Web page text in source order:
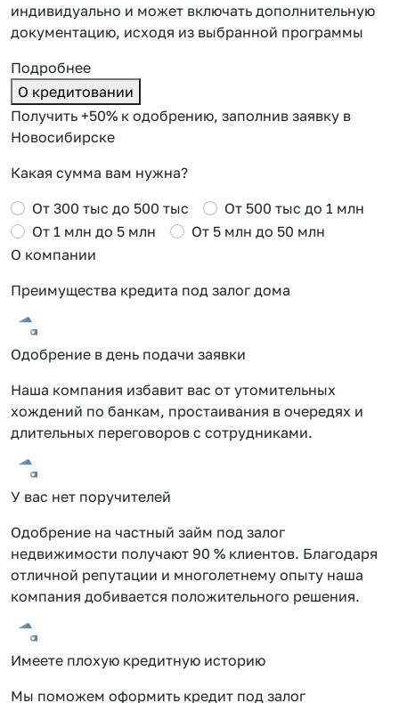
индивидуально и может включать дополнительную
документацию, исходя из выбранной программы
Подробнее
О кредитовании
Получить +50% к одобрению, заполнив заявку в
Новосибирске
Какая сумма вам нужна?
От 300 тыс до 500 тыс
От 500 тыс до 1 млн
От 1 млн до 5 млн
От 5 млн до 50 млн
О компании
Преимущества кредита под залог дома
Одобрение в день подачи заявки
Наша компания избавит вас от утомительных
хождений по банкам, простаивания в очередях и
длительных переговоров с сотрудниками.
У вас нет поручителей
Одобрение на частный займ под залог
недвижимости получают 90 % клиентов. Благодаря
отличной репутации и многолетнему опыту наша
компания добивается положительного решения.
Имеете плохую кредитную историю
Мы поможем оформить кредит под залог